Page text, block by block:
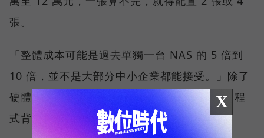
張。
「整體成本可能是過去單獨一台 NAS 的 5 倍到
10 倍，並不是大部分中小企業都能接受。」除了
硬體，使用者還需要 AI 應用的 Know-how、程
式背景與開發資源，這些都是落地成本。
X